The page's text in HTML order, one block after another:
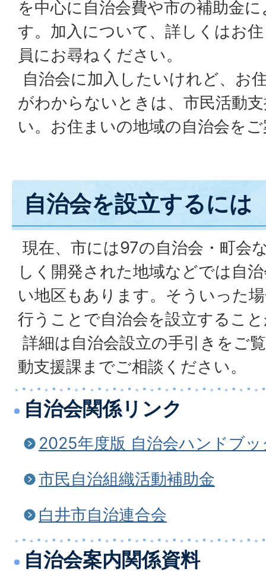
を中心に自治会費や市の補助金
す。加入について、詳しくはお
員にお尋ねください。
自治会に加入したいけれど、お
がわからないときは、市民活動
い。お住まいの地域の自治会を
自治会を設立するには
現在、市には97の自治会・町会
しく開発された地域などでは自
い地区もあります。そういった
行うことで自治会を設立するこ
詳細は自治会設立の手引きをご
動支援課までご相談ください。
自治会関係リンク
2025年度版 自治会ハンドブ
市民自治組織活動補助金
白井市自治連合会
自治会案内関係資料